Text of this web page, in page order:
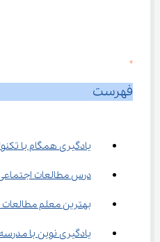
0
فهرست
یادگیری همگام با
درس مطالعات
بهترین معلم مطالعات
یادگیری نوین با